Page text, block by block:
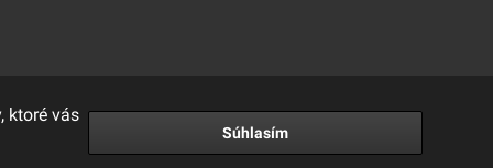
ktoré vás
Súhlasím